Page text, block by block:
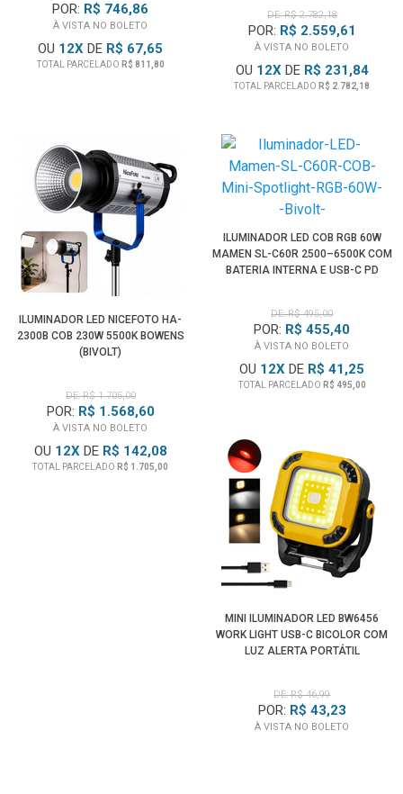
POR: R$ 746,86
À VISTA NO BOLETO
OU 12X DE R$ 67,65
TOTAL PARCELADO R$ 811,80
DE: R$ 2.782,18
POR: R$ 2.559,61
À VISTA NO BOLETO
OU 12XDE R$ 231,84
TOTAL PARCELADO R$ 2.782,18
ILUMINADOR LED NICEFOTO HA-
2300B COB 230W 5500K BOWENS
(BIVOLT)
DE: R$ 1.705,00
POR: R$ 1.568,60
À VISTA NO BOLETO
OU 12XDE R$ 142,08
TOTAL PARCELADO R$ 1.705,00
ILUMINADOR LED COB RGB 60W
MAMEN SL-C60R 2500–6500K COM
BATERIA INTERNA E USB-C PD
DE: R$ 495,00
POR: R$ 455,40
À VISTA NO BOLETO
OU 12X DE R$ 41,25
TOTAL PARCELADO R$ 495,00
MINI ILUMINADOR LED BW6456
WORK LIGHT USB-C BICOLOR COM
LUZ ALERTA PORTÁTIL
DE: R$ 46,99
POR: R$ 43,23
À VISTA NO BOLETO